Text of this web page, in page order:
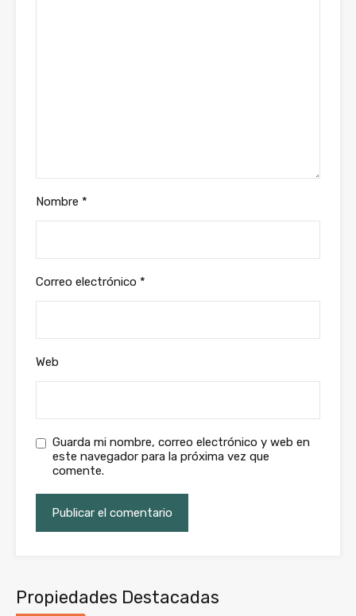
Nombre *
Correo electrónico *
Web
Guarda mi nombre, correo electrónico y web en
este navegador para la próxima vez que
comente.
Propiedades Destacadas